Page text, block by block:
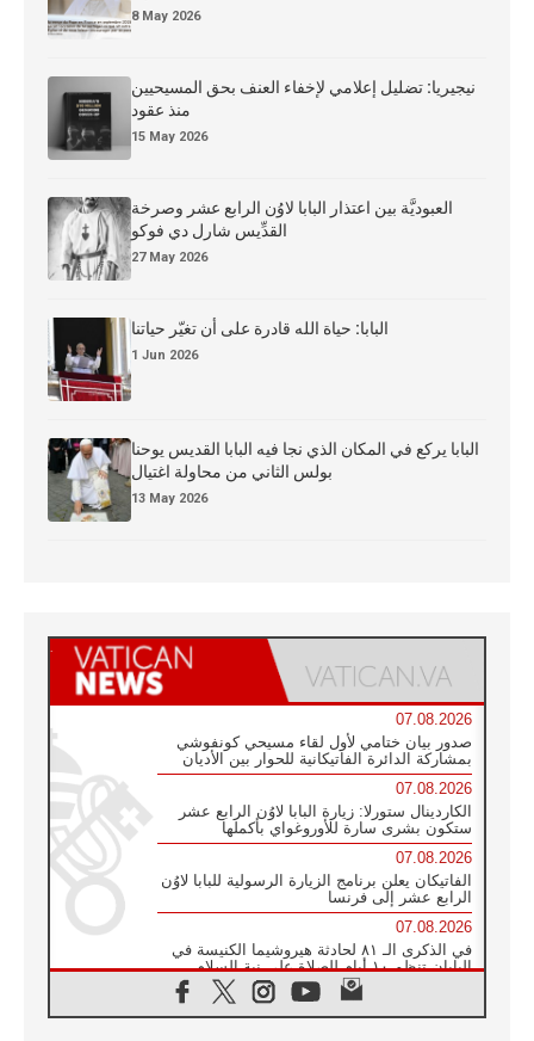
8 May 2026
نيجيريا: تضليل إعلامي لإخفاء العنف بحق المسيحيين
منذ عقود
15 May 2026
العبوديَّة بين اعتذار البابا لاوُن الرابع عشر وصرخة
القدِّيس شارل دي فوكو
27 May 2026
البابا: حياة الله قادرة على أن تغيّر حياتنا
1 Jun 2026
البابا يركع في المكان الذي نجا فيه البابا القديس يوحنا
بولس الثاني من محاولة اغتيال
13 May 2026
07.08.2026
صدور بيان ختامي لأول لقاء مسيحي كونفوشي
بمشاركة الدائرة الفاتيكانية للحوار بين الأديان
07.08.2026
الكاردينال ستورلا: زيارة البابا لاوُن الرابع عشر
ستكون بشرى سارة للأوروغواي بأكملها
07.08.2026
الفاتيكان يعلن برنامج الزيارة الرسولية للبابا لاوُن
الرابع عشر إلى فرنسا
07.08.2026
في الذكرى الـ ٨١ لحادثة هيروشيما الكنيسة في
اليابان تنظم ١٠ أيام للصلاة على نية السلام
الكنيسة في الأوروغواي: زيارة البابا ستعزز